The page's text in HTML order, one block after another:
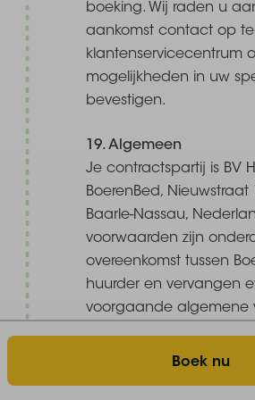
Boek nu
boeking. Wij raden u
aankomst contact op
klantenservicecentrum
mogelijkheden in uw
bevestigen.
19. Algemeen
Je contractspartij is BV
BoerenBed, Nieuwstraat
Baarle-Nassau,
voorwaarden zijn
overeenkomst tussen
huurder en vervangen
voorgaande algemene
verklaard. BoerenBed